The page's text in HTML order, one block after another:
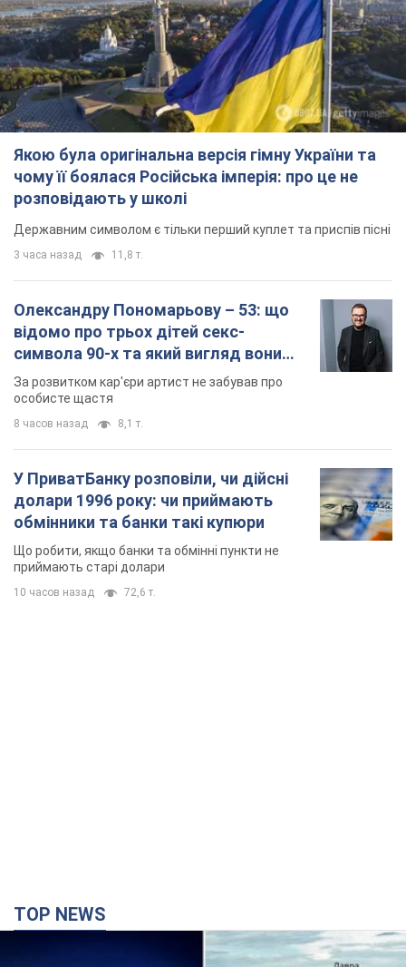
Якою була оригінальна версія гімну України та
чому її боялася Російська імперія: про це не
розповідають у школі
Державним символом є тільки перший куплет та приспів пісні
3 часа назад 11,8 т.
Олександру Пономарьову – 53: що
відомо про трьох дітей секс-
символа 90-х та який вигляд вони
мають
За розвитком кар'єри артист не забував про
особисте щастя
8 часов назад 8,1 т.
У ПриватБанку розповіли, чи дійсні
долари 1996 року: чи приймають
обмінники та банки такі купюри
Що робити, якщо банки та обмінні пункти не
приймають старі долари
10 часов назад 72,6 т.
TOP NEWS